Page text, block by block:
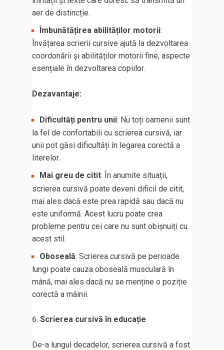
aer de distincție.
Îmbunătățirea abilităților motorii:
Învățarea scrierii cursive ajută la dezvoltarea
coordonării și abilităților motorii fine, aspecte
esențiale în dezvoltarea copiilor.
Dezavantaje:
Dificultăți pentru unii: Nu toți oamenii sunt
la fel de confortabili cu scrierea cursivă, iar
unii pot găsi dificultăți în legarea corectă a
literelor.
Mai greu de citit: În anumite situații,
scrierea cursivă poate deveni dificil de citit,
mai ales dacă este prea rapidă sau dacă nu
este uniformă. Acest lucru poate crea
probleme pentru cei care nu sunt obișnuiți cu
acest stil.
Oboseală: Scrierea cursivă pe perioade
lungi poate cauza oboseală musculară în
mână, mai ales dacă nu se menține o poziție
corectă a mâinii.
Scrierea cursivă în educație
De-a lungul decadelor, scrierea cursivă a fost